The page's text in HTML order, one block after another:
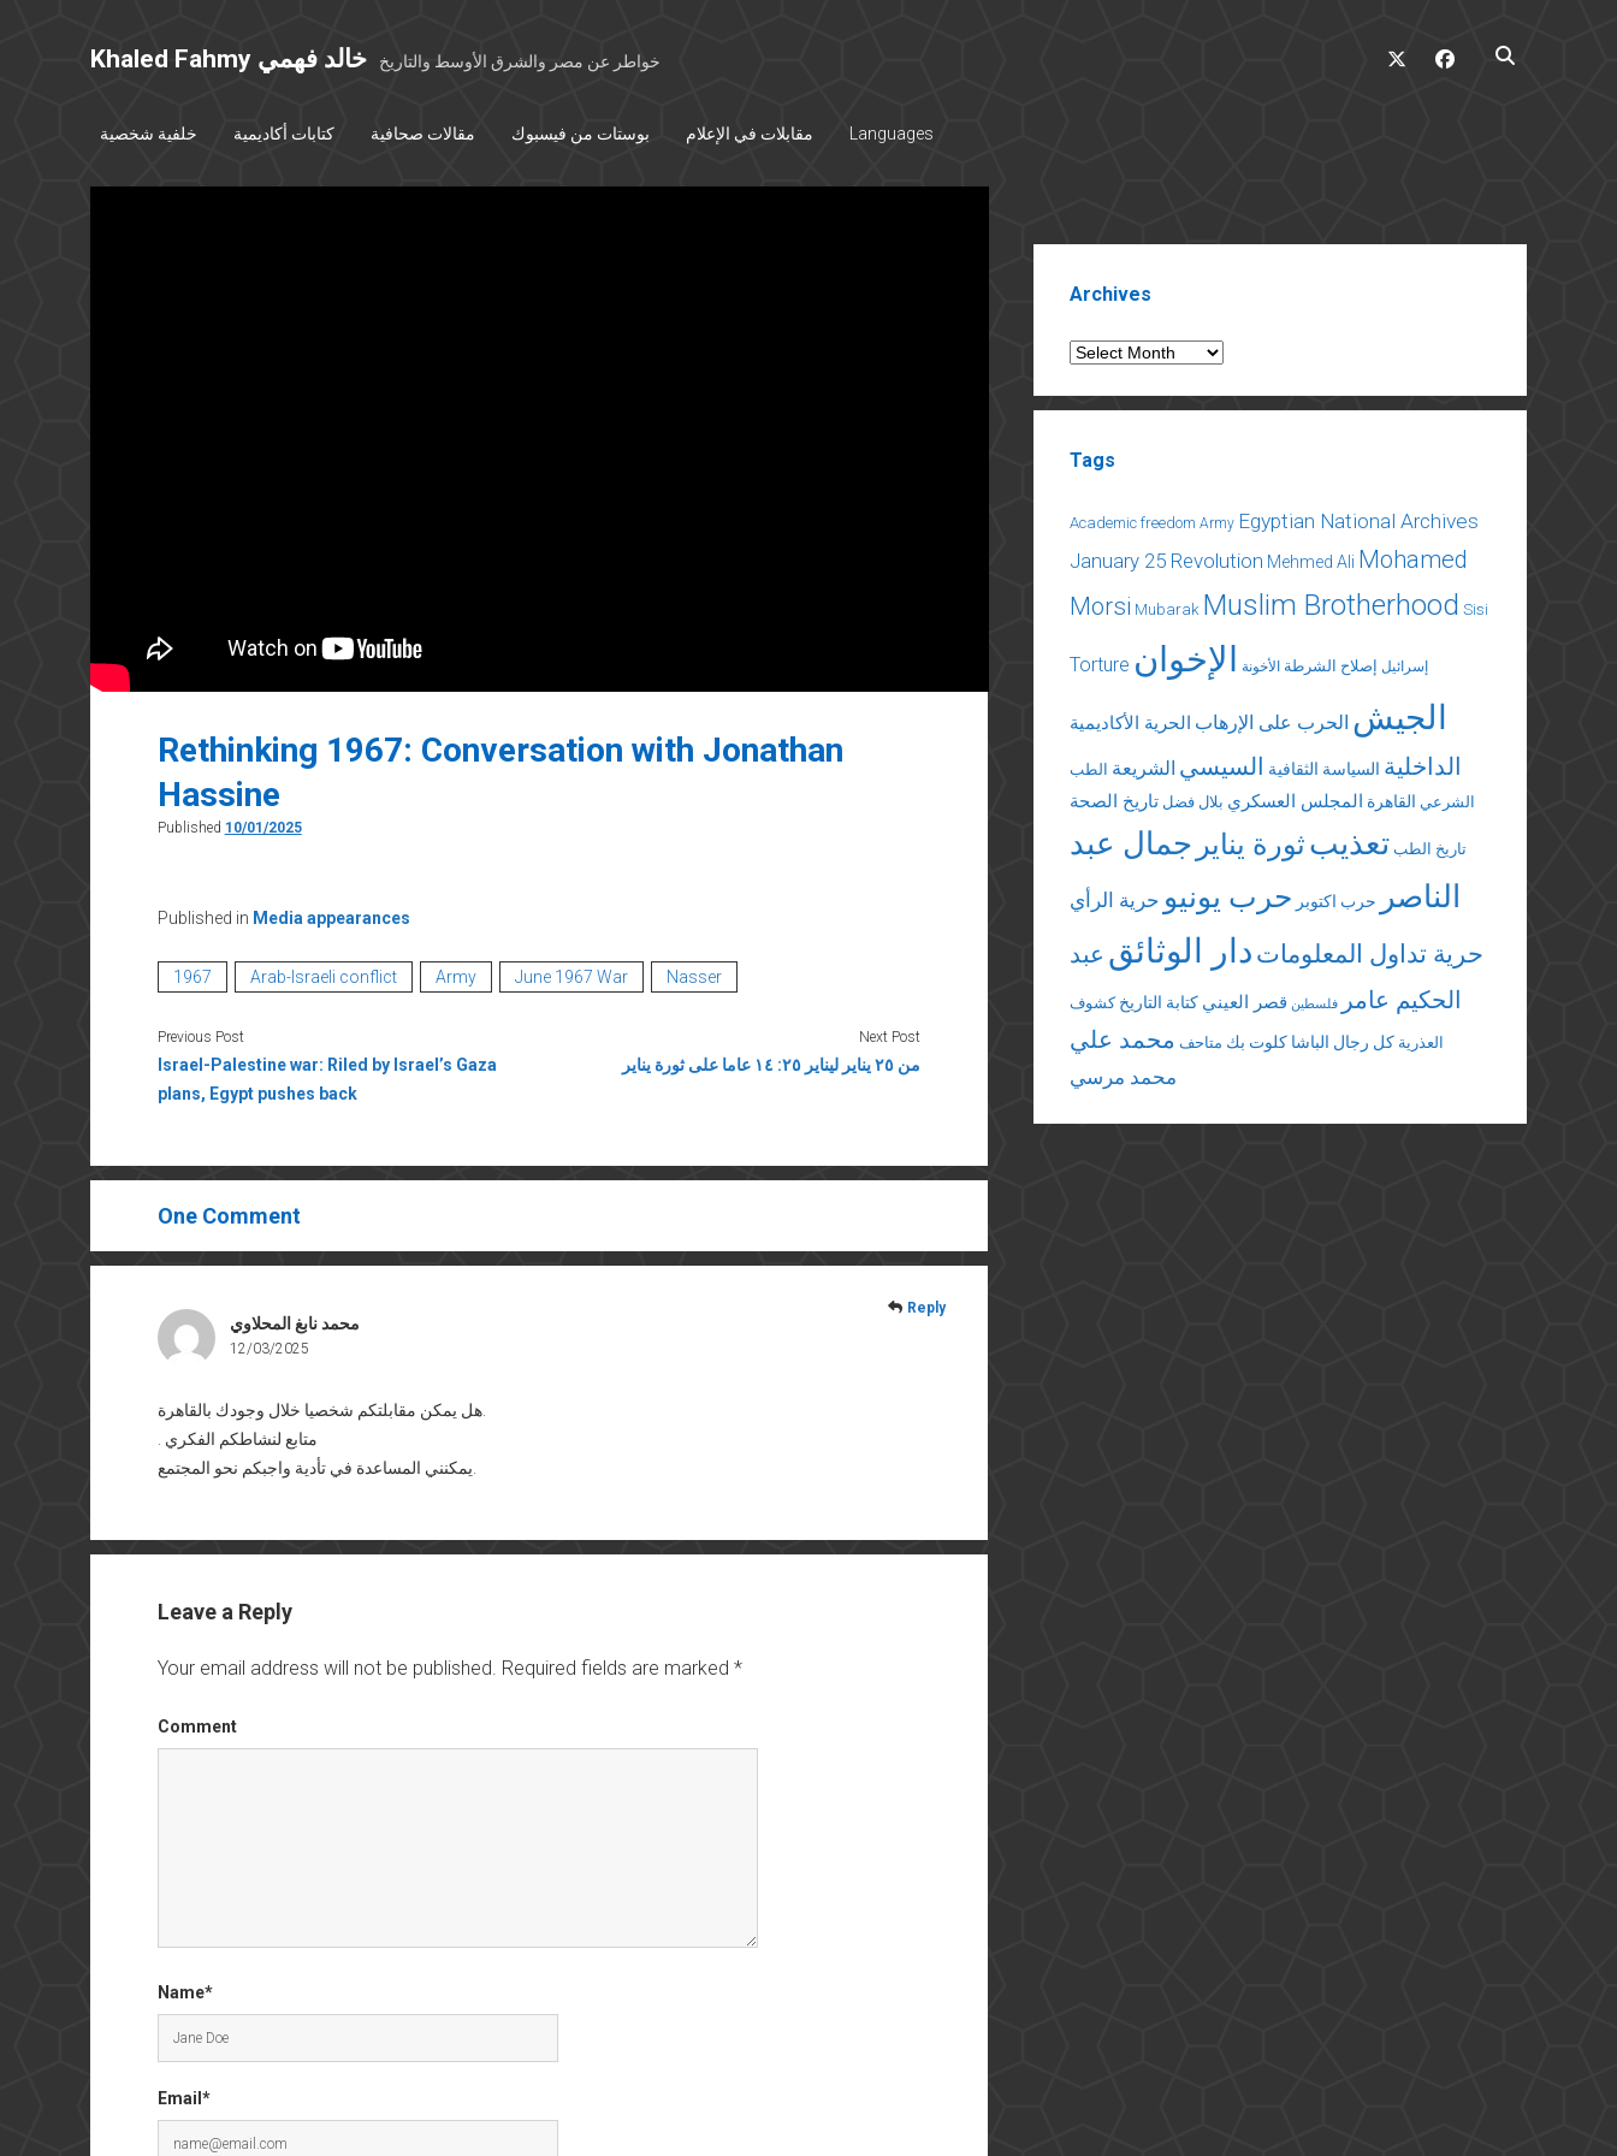
Khaled Fahmy خالد فهمي خواطر عن مصر والشرق الأوسط والتاريخ
twitter facebook
خلفية شخصية كتابات أكاديمية مقالات صحافية بوستات من فيسبوك مقابلات في الإعلام Languages
Rethinking 1967: Conversation with Jonathan
Hassine
Published 10/01/2025
Published in Media appearances
1967 Arab-Israeli conflict Army June 1967 War Nasser
Previous Post
Israel-Palestine war: Riled by Israel’s Gaza
plans, Egypt pushes back
Next Post
من ٢٥ يناير ليناير ٢٥: ١٤ عاما على ثورة يناير
One Comment
محمد نابغ المحلاوي
12/03/2025
هل يمكن مقابلتكم شخصيا خلال وجودك بالقاهرة.
. متابع لنشاطكم الفكري
Reply
Leave a Reply
Your email address will not be published. Required fields are marked *
Comment
Name*
Email*
Archives
Archives
Tags
Academic freedom Army Egyptian National Archives
January 25 Revolution Mehmed Ali Mohamed
Morsi Mubarak Muslim Brotherhood Sisi
Torture إسرائيل إصلاح الشرطة الأخونة الإخوان
الجيش الحرب على الإرهاب الحرية الأكاديمية
الداخلية السياسة الثقافية السيسي الشريعة الطب
الشرعي القاهرة المجلس العسكري بلال فضل تاريخ الصحة
تاريخ الطب تعذيبثورة يناير جمال عبد
الناصر
حرب اكتوبر حرب يونيو حرية الرأي
حرية تداول المعلومات دار الوثائق عبد
الحكيم عامر
فلسطين قصر العيني كتابة التاريخ كشوف
العذرية كل رجال الباشا كلوت بك متاحف محمد علي
محمد مرسي